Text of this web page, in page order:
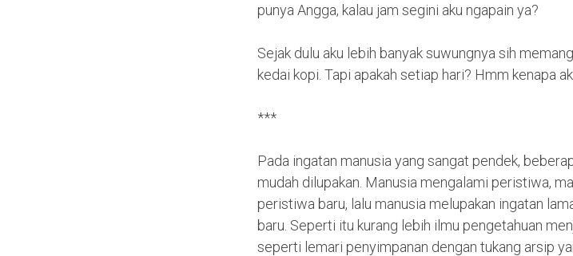
punya Angga, kalau jam segini aku ngapain ya?
Sejak dulu aku lebih banyak suwungnya sih
kedai kopi. Tapi apakah setiap hari? Hmm kenapa
***
Pada ingatan manusia yang sangat pendek,
mudah dilupakan. Manusia mengalami peristiwa,
peristiwa baru, lalu manusia melupakan ingatan
baru. Seperti itu kurang lebih ilmu pengetahuan
seperti lemari penyimpanan dengan tukang arsip